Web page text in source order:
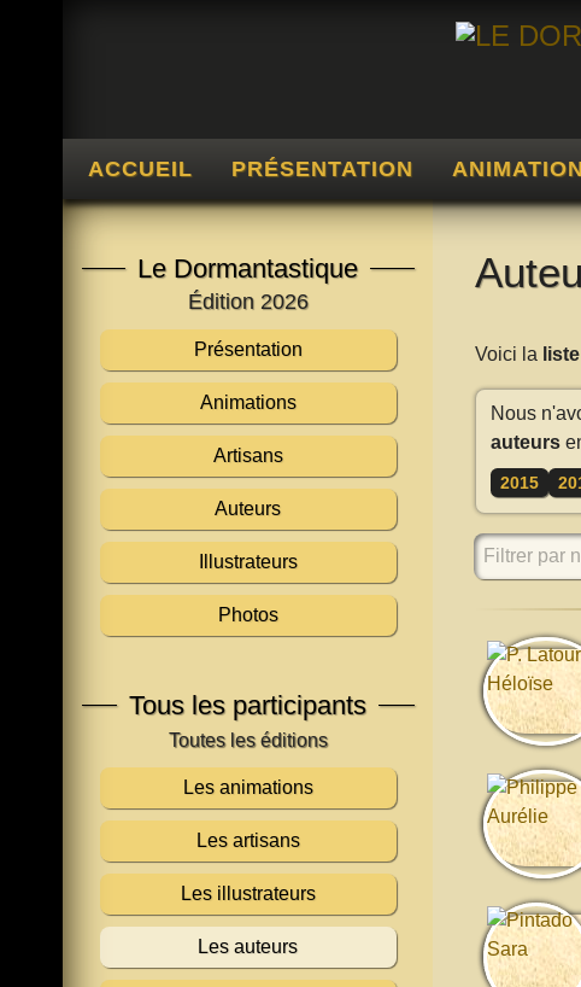
ACCUEIL PRÉSENTATION
Le Dormantastique
Édition 2026
Présentation
Animations
Artisans
Auteurs
Illustrateurs
Photos
Tous les participants
Les animations
Les artisans
Les illustrateurs
Les auteurs
Voici la
Nous
auteurs
2015
Filtrer par